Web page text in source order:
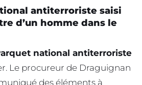
antiterroriste saisi
d’un homme dans le
national antiterroriste
Le procureur de Draguignan
des éléments à